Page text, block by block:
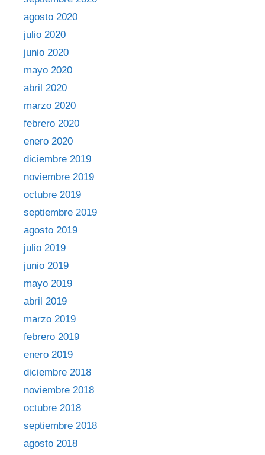
agosto 2020
julio 2020
junio 2020
mayo 2020
abril 2020
marzo 2020
febrero 2020
enero 2020
diciembre 2019
noviembre 2019
octubre 2019
septiembre 2019
agosto 2019
julio 2019
junio 2019
mayo 2019
abril 2019
marzo 2019
febrero 2019
enero 2019
diciembre 2018
noviembre 2018
octubre 2018
septiembre 2018
agosto 2018